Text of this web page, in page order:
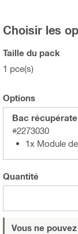
Choisir les
Taille du pack
1 pce(s)
Options
Bac
#2273030
1x Module
Quantité
Vous ne